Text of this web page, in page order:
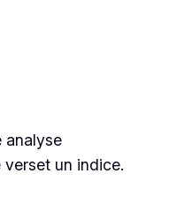
analyse
un indice.